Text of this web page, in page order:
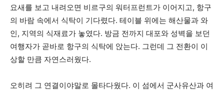
요새를 보고 내려오면 비르구의 워터프런트가 이어지고, 항구
의 바람 속에서 식탁이 기다렸다. 테이블 위에는 해산물과 와
인, 지역의 식재료가 놓였다. 방금 전까지 대포와 성벽을 보던
여행자가 곧바로 항구의 식탁에 앉는다. 그런데 그 전환이 이
상할 만큼 자연스러웠다.
오히려 그 연결이야말로 몰타다웠다. 이 섬에서 군사유산과 여